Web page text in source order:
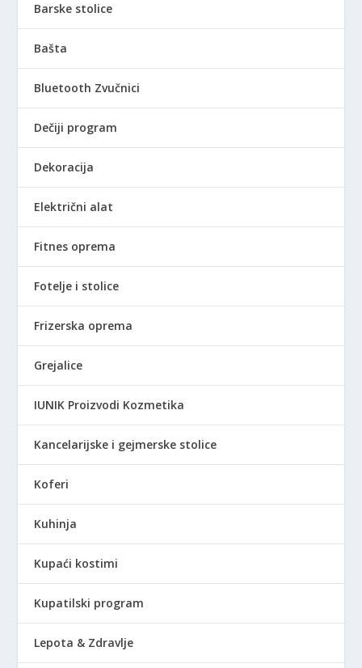
Barske stolice
Bašta
Bluetooth Zvučnici
Dečiji program
Dekoracija
Električni alat
Fitnes oprema
Fotelje i stolice
Frizerska oprema
Grejalice
IUNIK Proizvodi Kozmetika
Kancelarijske i gejmerske stolice
Koferi
Kuhinja
Kupaći kostimi
Kupatilski program
Lepota & Zdravlje